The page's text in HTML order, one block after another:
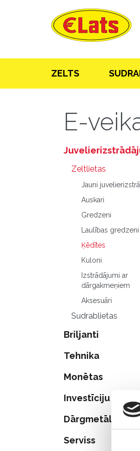
ZELTS
E-
Zeltlietas
Jauni
Auskari
Gredzeni
Laulības gredzeni
Ķēdītes
Kuloni
Izstrādājumi ar
dārgakmeņiem
Aksesuāri
Sudrablietas
Briljanti
Tehnika
Monētas
Investīciju zelts
Dārgmetāli
Serviss